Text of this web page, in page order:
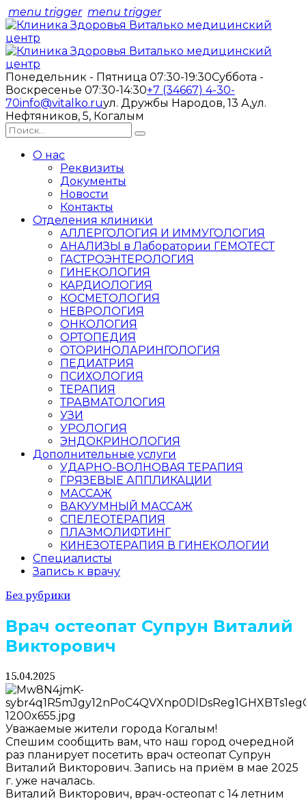
menu trigger menu trigger
Понедельник - Пятница 07:30-19:30Суббота -
Воскресенье 07:30-14:30+7 (34667) 4-30-
70info@vitalko.ruул. Дружбы Народов, 13 А,ул.
Нефтяников, 5, Когалым
О нас
Реквизиты
Документы
Новости
Контакты
Отделения клиники
АЛЛЕРГОЛОГИЯ И ИММУГОЛОГИЯ
АНАЛИЗЫ в Лаборатории ГЕМОТЕСТ
ГАСТРОЭНТЕРОЛОГИЯ
ГИНЕКОЛОГИЯ
КАРДИОЛОГИЯ
КОСМЕТОЛОГИЯ
НЕВРОЛОГИЯ
ОНКОЛОГИЯ
ОРТОПЕДИЯ
ОТОРИНОЛАРИНГОЛОГИЯ
ПЕДИАТРИЯ
ПСИХОЛОГИЯ
ТЕРАПИЯ
ТРАВМАТОЛОГИЯ
УЗИ
УРОЛОГИЯ
ЭНДОКРИНОЛОГИЯ
Дополнительные услуги
УДАРНО-ВОЛНОВАЯ ТЕРАПИЯ
ГРЯЗЕВЫЕ АППЛИКАЦИИ
МАССАЖ
ВАКУУМНЫЙ МАССАЖ
СПЕЛЕОТЕРАПИЯ
ПЛАЗМОЛИФТИНГ
КИНЕЗОТЕРАПИЯ В ГИНЕКОЛОГИИ
Специалисты
Запись к врачу
Без рубрики
Врач остеопат Супрун Виталий
Викторович
15.04.2025
Уважаемые жители города Когалым!
Спешим сообщить вам, что наш город очередной
раз планирует посетить врач остеопат Супрун
Виталий Викторович. Запись на приём в мае 2025
г. уже началась.
Виталий Викторович, врач-остеопат с 14 летним